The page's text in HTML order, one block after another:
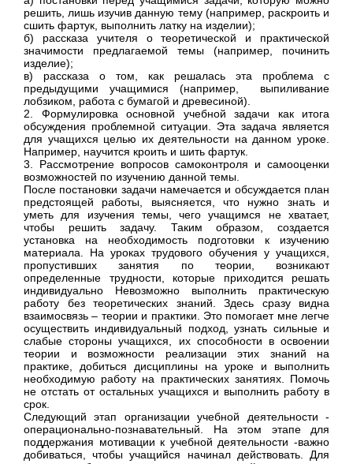
решить, лишь изучив данную тему (например, раскроить и
сшить фартук, выполнить латку на изделии);
б) рассказа учителя о теоретической и практи­ческой
значимости предлагаемой темы (например, починить
изделие);
в) рассказа о том, как решалась эта проблема с
предыдущими учащимися (например, выпиливание
лобзиком, работа с бумагой и древесиной).
2. Формулировка основной учебной задачи как итога
обсуждения проблемной ситуации. Эта зада­ча является
для учащихся целью их деятельности на данном уроке.
Например, научится кроить и шить фартук.
3. Рассмотрение вопросов самоконтроля и са­мооценки
возможностей по изучению данной темы.
После постановки задачи намечается и обсуждает­ся план
предстоящей работы, выясняется, что нуж­но знать и
уметь для изучения темы, чего учащимся не хватает,
чтобы решить задачу. Таким образом, создается
установка на необходимость подготовки к изучению
материала. На уроках трудового обучения у учащихся,
пропустивших занятия по теории, возникают
определенные трудности, которые приходится решать
индивидуально Невозможно выполнить практическую
работу без теоретических знаний. Здесь сразу видна
взаимосвязь – теории и практики. Это помогает мне легче
осуществить индивидуальный подход, узнать сильные и
слабые стороны учащихся, их способности в освоении
теории и возможности реализации этих знаний на
практике, добиться дисциплины на уроке и выполнить
необходимую работу на практических занятиях. Помочь
не отстать от остальных учащихся и выполнить работу в
срок.
Следующий этап организации учебной деятель­ности -
операционально-познавательный. На этом
этапе для
поддержания мотивации к учебной дея­тельности -важно
добиваться, чтобы учащийся начи­нал действовать. Для